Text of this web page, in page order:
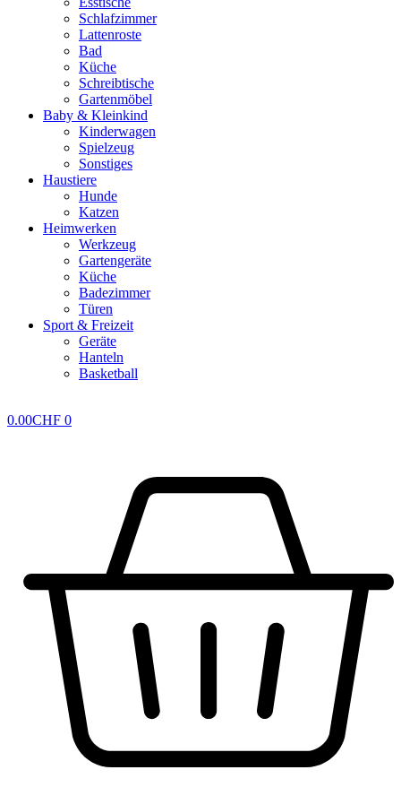
Schlafzimmer
Lattenroste
Bad
Küche
Schreibtische
Gartenmöbel
Baby & Kleinkind
Kinderwagen
Spielzeug
Sonstiges
Haustiere
Hunde
Katzen
Heimwerken
Werkzeug
Gartengeräte
Küche
Badezimmer
Türen
Sport & Freizeit
Geräte
Hanteln
Basketball
0.00CHF 0